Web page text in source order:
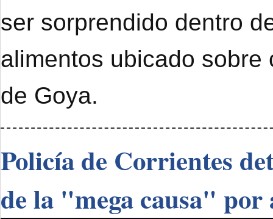
ser sorprendido dentro
alimentos ubicado
de Goya.
Policía de Corrientes
de la "mega causa" por